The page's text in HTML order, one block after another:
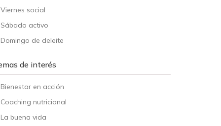
Viernes social
Sábado activo
Domingo de deleite
de interés
Bienestar en acción
Coaching nutricional
La buena vida